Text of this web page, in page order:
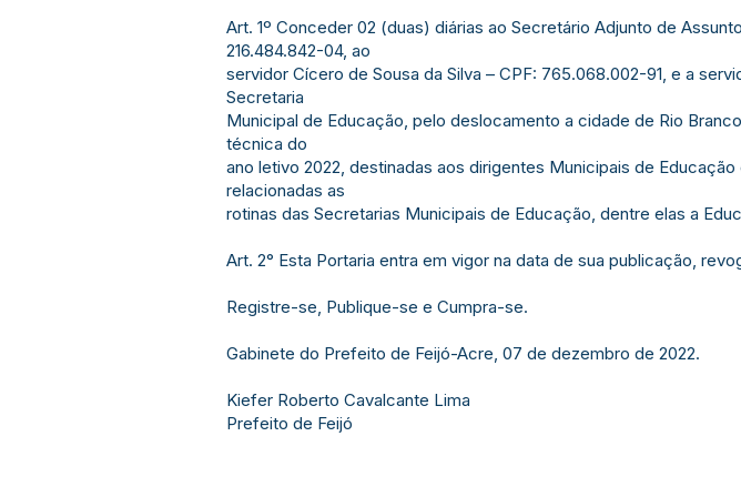
Art. 1º Conceder 02 (duas) diárias ao Secretário Adjunto de
216.484.842-04, ao
servidor Cícero de Sousa da Silva – CPF: 765.068.002-91, e a
Secretaria
Municipal de Educação, pelo deslocamento a cidade de Rio
técnica do
ano letivo 2022, destinadas aos dirigentes Municipais de
relacionadas as
rotinas das Secretarias Municipais de Educação, dentre elas a
Art. 2° Esta Portaria entra em vigor na data de sua publicação,
Registre-se, Publique-se e Cumpra-se.
Gabinete do Prefeito de Feijó-Acre, 07 de dezembro de 2022.
Kiefer Roberto Cavalcante Lima
Prefeito de Feijó